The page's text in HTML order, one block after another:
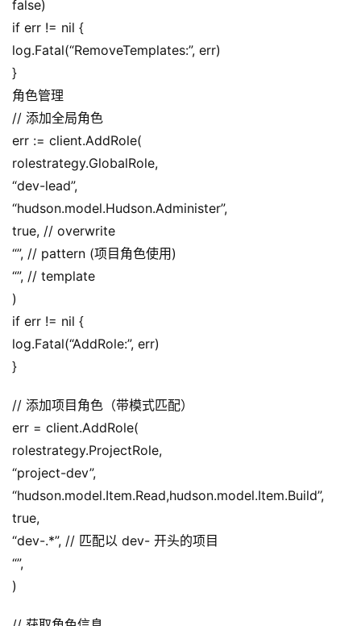
false)
if err != nil {
log.Fatal(“RemoveTemplates:”, err)
}
角色管理
// 添加全局角色
err := client.AddRole(
rolestrategy.GlobalRole,
“dev-lead”,
“hudson.model.Hudson.Administer”,
true, // overwrite
“”, // pattern (项目角色使用)
“”, // template
)
if err != nil {
log.Fatal(“AddRole:”, err)
}
// 添加项目角色（带模式匹配）
err = client.AddRole(
rolestrategy.ProjectRole,
“project-dev”,
“hudson.model.Item.Read,hudson.model.Item.Build”,
true,
“dev-.*”, // 匹配以 dev- 开头的项目
“”,
)